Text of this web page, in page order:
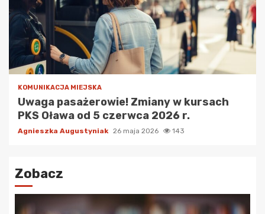
KOMUNIKACJA MIEJSKA
Uwaga pasażerowie! Zmiany w kursach
PKS Oława od 5 czerwca 2026 r.
Agnieszka Augustyniak 26 maja 2026 143
Zobacz